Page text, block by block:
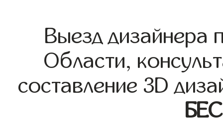
Выезд дизайнера
Области,
составление 3D